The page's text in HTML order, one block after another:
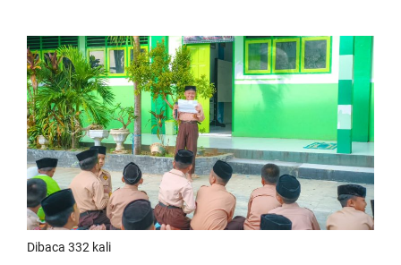
Dibaca 332 kali